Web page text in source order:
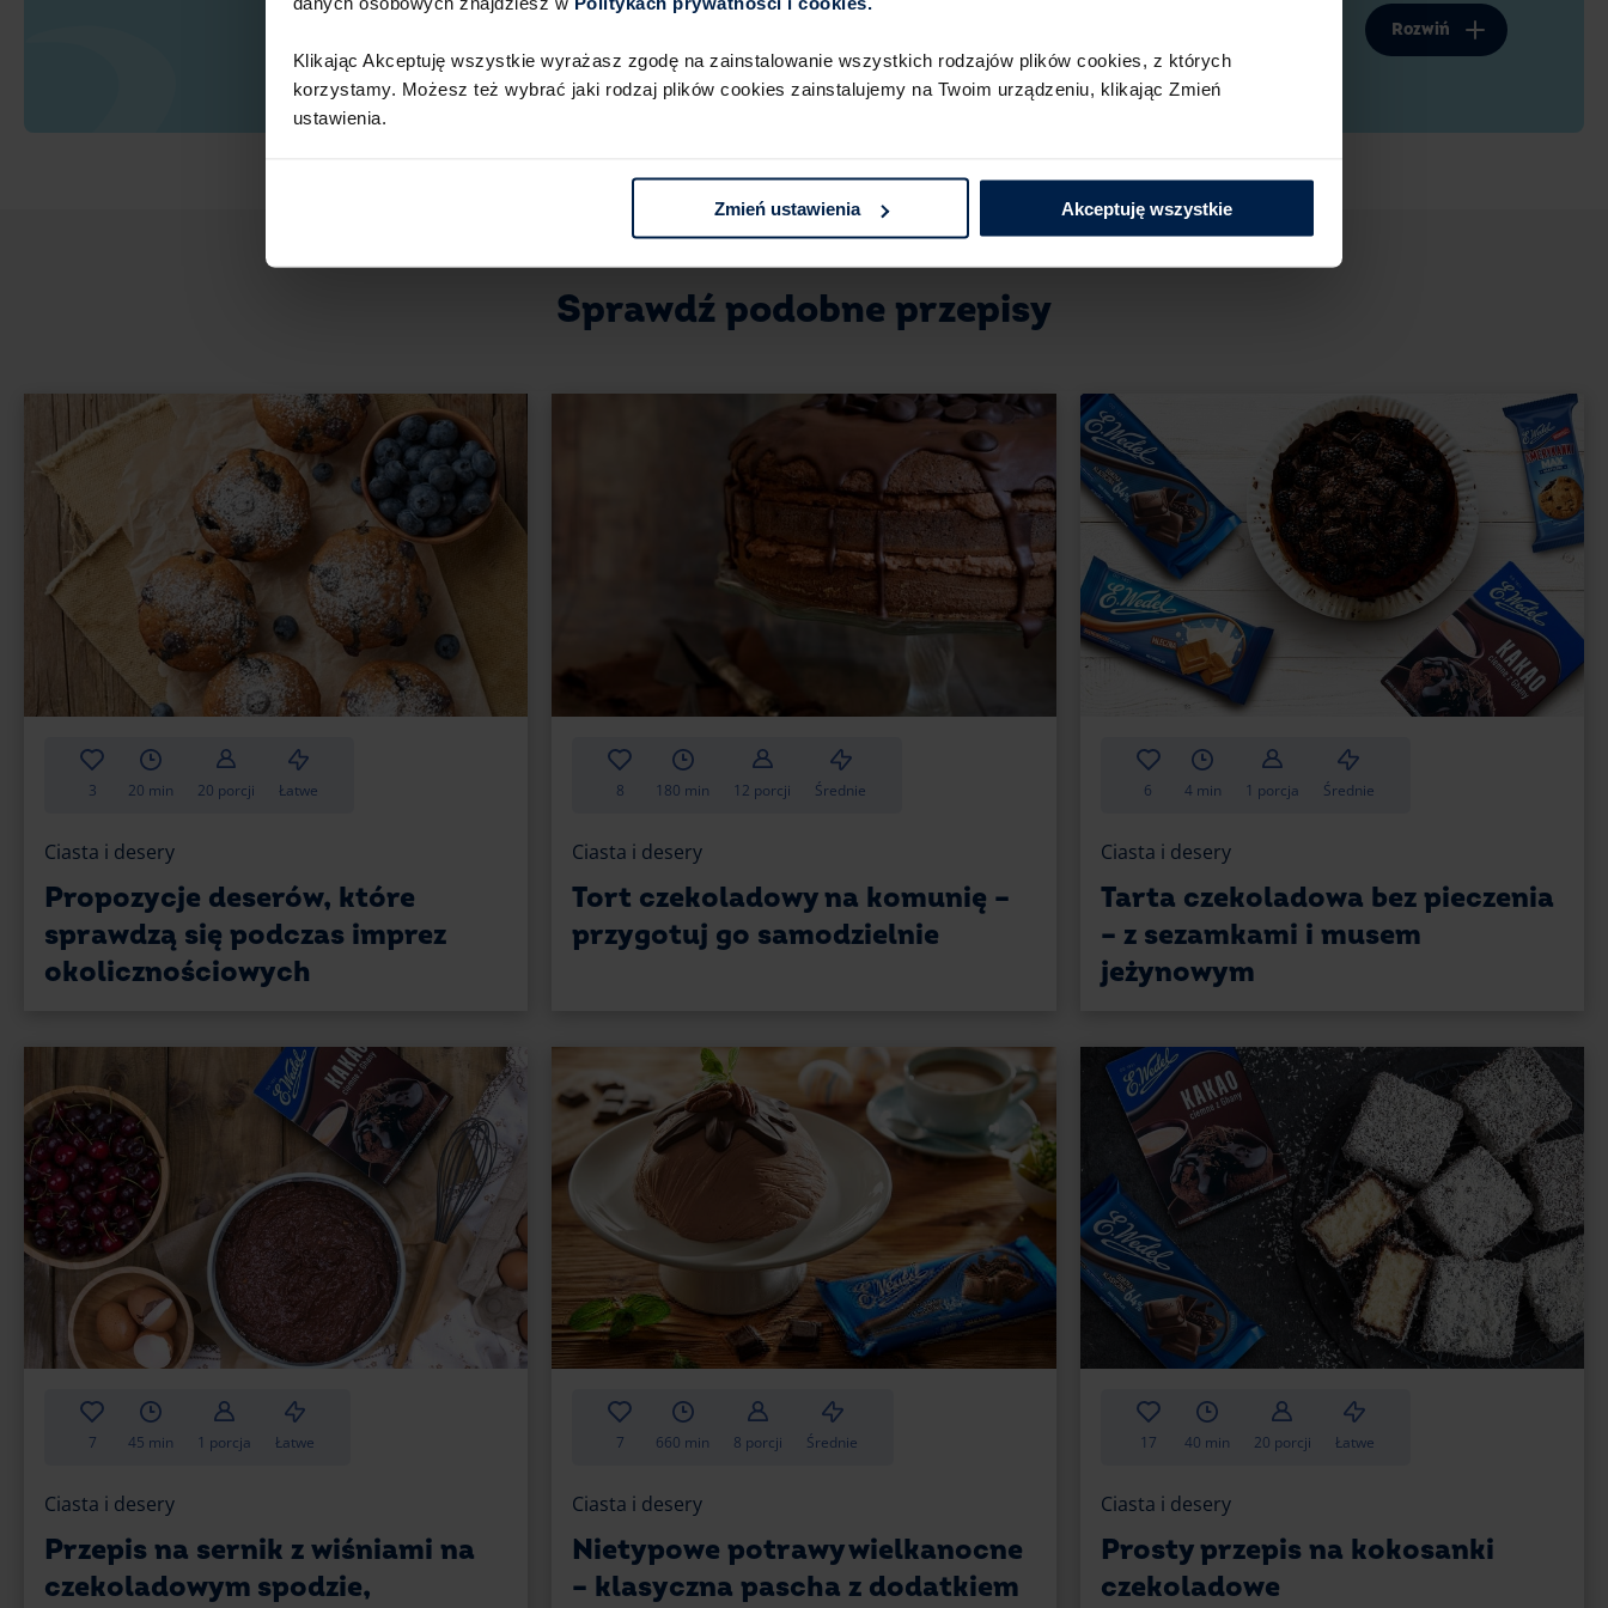
Klikając Akceptuję wszystkie wyrażasz zgodę na zainstalowanie wszystkich rodzajów plików cookies,​ z których
korzystamy. Możesz też wybrać jaki rodzaj plików cookies zainstalujemy na Twoim urządzeniu,​ klikając Zmień
ustawienia.​ ​
Zmień ustawienia Akceptuję wszystkie
Łatwe ciasto czekoladowe z wiśniami i galaretką świetnie sprawdzi się na każdą okazję:
na rodzinną uroczystość, spotkanie w gronie znajomych czy niedzielny deser. Wypróbuj
powyższy przepis i przekonaj się, jak szybko i z łatwo dostępnych składników
przyrządzisz smaczne ciasto, które zachwyci każdego. Natychmiast znika z talerzyka,
Rozwiń
Sprawdź podobne przepisy
3 20 min 20 porcji Łatwe
Ciasta i desery
Propozycje deserów, które
sprawdzą się podczas imprez
okolicznościowych
8 180 min 12 porcji Średnie
Ciasta i desery
Tort czekoladowy na komunię –
przygotuj go samodzielnie
6 4 min 1 porcja Średnie
Ciasta i desery
Tarta czekoladowa bez pieczenia
– z sezamkami i musem
jeżynowym
7 45 min 1 porcja Łatwe
Ciasta i desery
Przepis na sernik z wiśniami na
czekoladowym spodzie,
7 660 min 8 porcji Średnie
Ciasta i desery
Nietypowe potrawy wielkanocne
– klasyczna pascha z dodatkiem
17 40 min 20 porcji Łatwe
Ciasta i desery
Prosty przepis na kokosanki
czekoladowe